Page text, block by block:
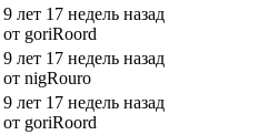
9 лет 17 недель назад
от goriRoord
9 лет 17 недель назад
от nigRouro
9 лет 17 недель назад
от goriRoord